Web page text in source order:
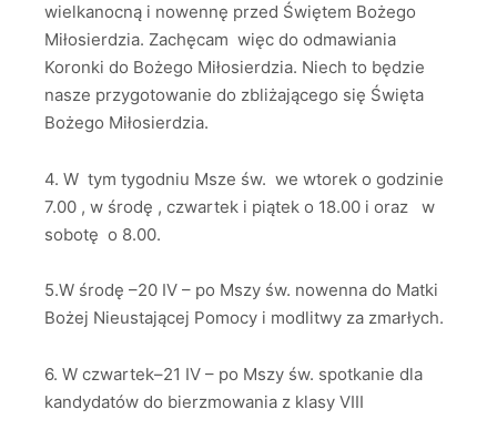
wielkanocną i nowennę przed Świętem Bożego
Miłosierdzia. Zachęcam więc do odmawiania
Koronki do Bożego Miłosierdzia. Niech to będzie
nasze przygotowanie do zbliżającego się Święta
Bożego Miłosierdzia.
4. W tym tygodniu Msze św. we wtorek o godzinie
7.00 , w środę , czwartek i piątek o 18.00 i oraz w
sobotę o 8.00.
5.W środę –20 IV – po Mszy św. nowenna do Matki
Bożej Nieustającej Pomocy i modlitwy za zmarłych.
6. W czwartek–21 IV – po Mszy św. spotkanie dla
kandydatów do bierzmowania z klasy VIII